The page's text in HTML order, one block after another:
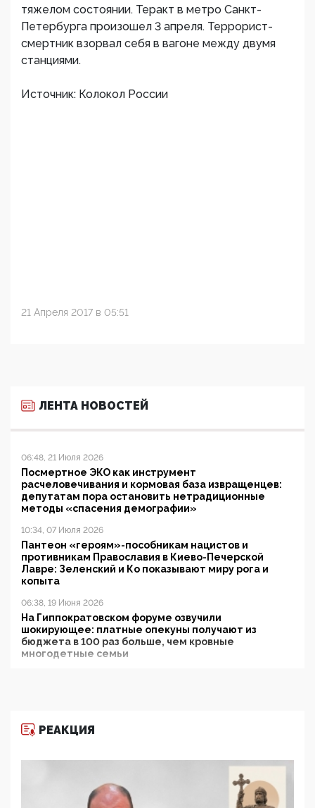
тяжелом состоянии. Теракт в метро Санкт-
Петербурга произошел 3 апреля. Террорист-
смертник взорвал себя в вагоне между двумя
станциями.
Источник: Колокол России
21 Апреля 2017 в 05:51
ЛЕНТА НОВОСТЕЙ
06:48, 21 Июля 2026
Посмертное ЭКО как инструмент
расчеловечивания и кормовая база извращенцев:
депутатам пора остановить нетрадиционные
методы «спасения демографии»
10:34, 07 Июля 2026
Пантеон «героям»-пособникам нацистов и
противникам Православия в Киево-Печерской
Лавре: Зеленский и Ко показывают миру рога и
копыта
06:38, 19 Июня 2026
На Гиппократовском форуме озвучили
шокирующее: платные опекуны получают из
бюджета в 100 раз больше, чем кровные
многодетные семьи
11:53, 09 Июня 2026
деятельность ИИТО ЮНЕСКО в России, но
цифроглобалисты продолжают определять
повестку в образовании
РЕАКЦИЯ